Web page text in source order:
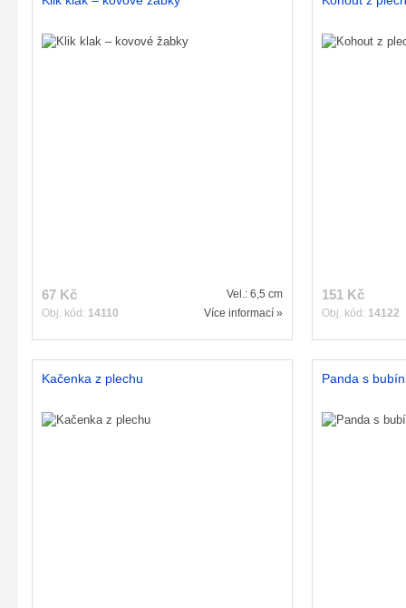
67 Kč
Obj. kód: 14110
Vel.: 6,5 cm
Více informací »
151 Kč
Obj. kód: 14122
Kačenka z plechu Panda s